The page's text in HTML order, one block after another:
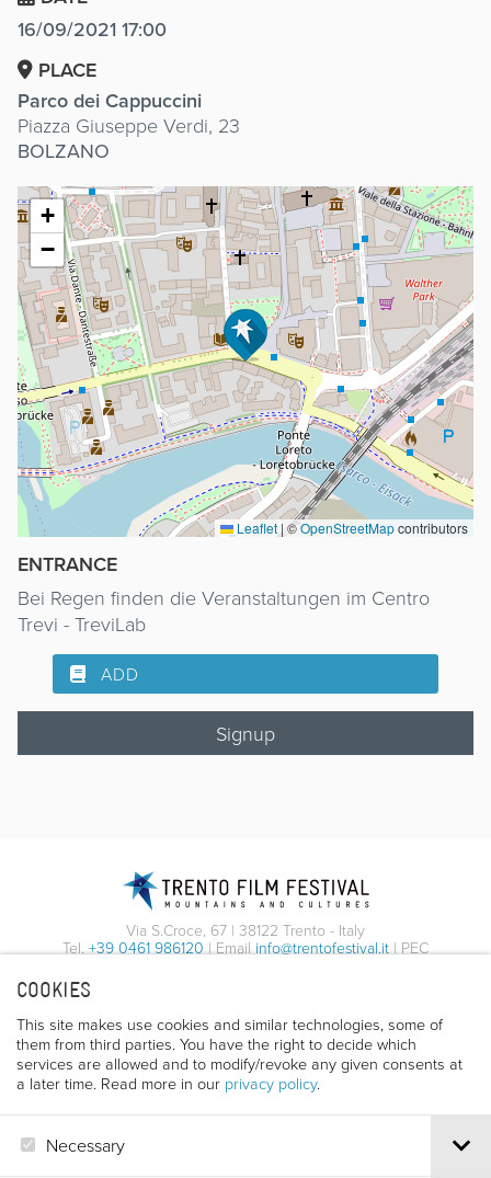
COOKIES
This site makes use cookies and similar technologies, some of
them from third parties. You have the right to decide which
services are allowed and to modify/revoke any given consents at
a later time. Read more in our privacy policy.
Necessary
16/09/2021 17:00
PLACE
Parco dei Cappuccini
Piazza Giuseppe Verdi, 23
BOLZANO
+
−
Leaflet |©OpenStreetMapcontributors
ENTRANCE
Bei Regen finden die Veranstaltungen im Centro
Trevi - TreviLab
ADD
Signup
Via S.Croce, 67 | 38122 Trento - Italy
Tel. +39 0461 986120 | Email info@trentofestival.it | PEC